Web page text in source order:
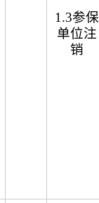
1.3参保
单位注
销